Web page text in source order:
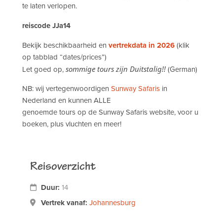
te laten verlopen.
reiscode JJa14
Bekijk beschikbaarheid en vertrekdata in 2026(klik
op tabblad “dates/prices”)
Let goed op, sommige tours zijn Duitstalig!! (German)
NB: wij vertegenwoordigen Sunway Safaris in
Nederland en kunnen ALLE
genoemde tours op de Sunway Safaris website, voor u
boeken, plus vluchten en meer!
Reisoverzicht
Duur: 14
Vertrek vanaf: Johannesburg